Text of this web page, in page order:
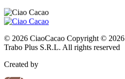
© 2026 CiaoCacao Copyright © 2026
Trabo Plus S.R.L. All rights reserved
Created by